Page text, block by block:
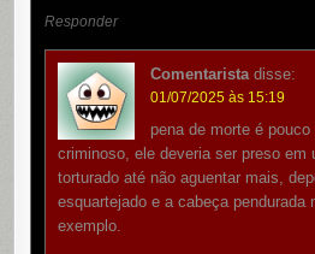
Responder
Comentarista disse:
01/07/2025 às 15:19
pena de morte é
criminoso, ele deveria ser preso em
torturado até não aguentar mais,
esquartejado e a cabeça pendurada
exemplo.